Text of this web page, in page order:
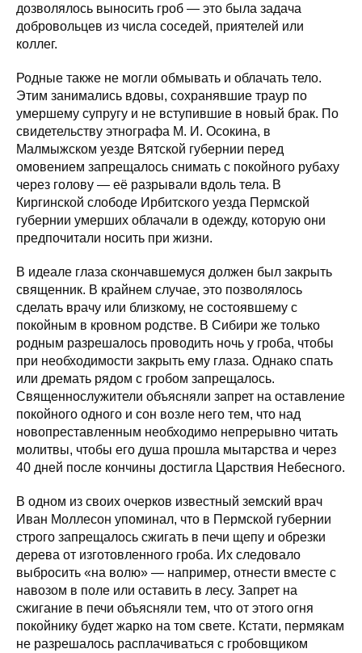
дозволялось выносить гроб — это была задача
добровольцев из числа соседей, приятелей или
коллег.
Родные также не могли обмывать и облачать тело.
Этим занимались вдовы, сохранявшие траур по
умершему супругу и не вступившие в новый брак. По
свидетельству этнографа М. И. Осокина, в
Малмыжском уезде Вятской губернии перед
омовением запрещалось снимать с покойного рубаху
через голову — её разрывали вдоль тела. В
Киргинской слободе Ирбитского уезда Пермской
губернии умерших облачали в одежду, которую они
предпочитали носить при жизни.
В идеале глаза скончавшемуся должен был закрыть
священник. В крайнем случае, это позволялось
сделать врачу или близкому, не состоявшему с
покойным в кровном родстве. В Сибири же только
родным разрешалось проводить ночь у гроба, чтобы
при необходимости закрыть ему глаза. Однако спать
или дремать рядом с гробом запрещалось.
Священнослужители объясняли запрет на оставление
покойного одного и сон возле него тем, что над
новопреставленным необходимо непрерывно читать
молитвы, чтобы его душа прошла мытарства и через
40 дней после кончины достигла Царствия Небесного.
В одном из своих очерков известный земский врач
Иван Моллесон упоминал, что в Пермской губернии
строго запрещалось сжигать в печи щепу и обрезки
дерева от изготовленного гроба. Их следовало
выбросить «на волю» — например, отнести вместе с
навозом в поле или оставить в лесу. Запрет на
сжигание в печи объясняли тем, что от этого огня
покойнику будет жарко на том свете. Кстати, пермякам
не разрешалось расплачиваться с гробовщиком